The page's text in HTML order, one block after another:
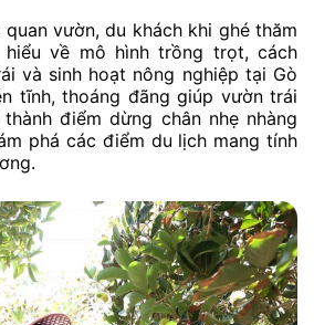
vườn, du khách khi ghé thăm
về mô hình trồng trọt, cách
và sinh hoạt nông nghiệp tại Gò
tĩnh, thoáng đãng giúp vườn trái
điểm dừng chân nhẹ nhàng
phá các điểm du lịch mang tính